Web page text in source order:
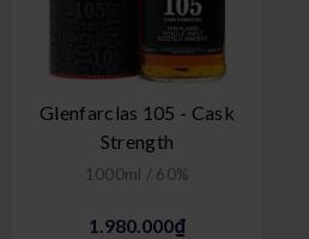
Glenfarclas 105 - Cask
Strength
1000ml / 60%
1.980.000₫